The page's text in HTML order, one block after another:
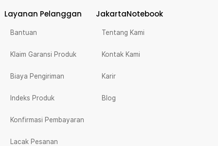
Layanan Pelanggan
Bantuan
Klaim Garansi Produk
Biaya Pengiriman
Indeks Produk
Konfirmasi Pembayaran
Lacak Pesanan
JakartaNotebook
Tentang Kami
Kontak Kami
Karir
Blog